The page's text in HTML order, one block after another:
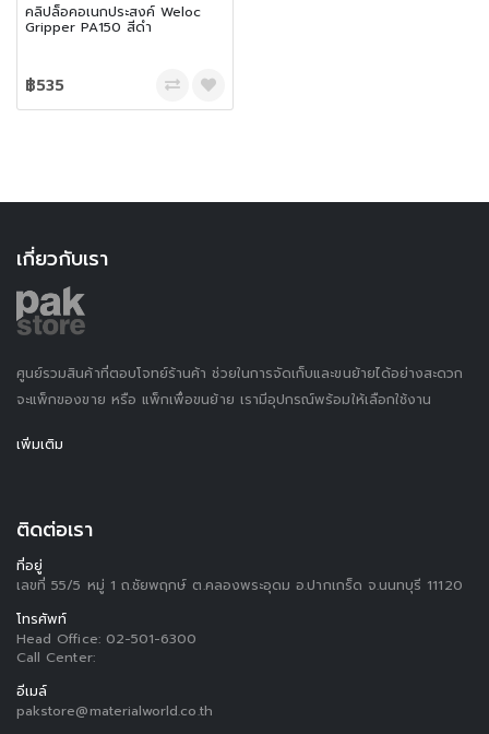
คลิปล็อคอเนกประสงค์ Weloc
Gripper PA150 สีดำ
฿535
เกี่ยวกับเรา
ศูนย์รวมสินค้าที่ตอบโจทย์ร้านค้า ช่วยในการจัดเก็บและขนย้ายได้อย่างสะดวก
จะแพ็กของขาย หรือ แพ็กเพื่อขนย้าย เรามีอุปกรณ์พร้อมให้เลือกใช้งาน
เพิ่มเติม
ติดต่อเรา
ที่อยู่
เลขที่ 55/5 หมู่ 1 ถ.ชัยพฤกษ์ ต.คลองพระอุดม อ.ปากเกร็ด จ.นนทบุรี 11120
โทรศัพท์
Head Office: 02-501-6300
Call Center:
อีเมล์
pakstore@materialworld.co.th